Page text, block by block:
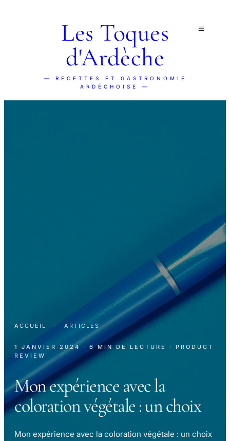
Les Toques
d'Ardèche
— RECETTES ET GASTRONOMIE
ARDÉCHOISE —
ACCUEIL · ARTICLES
1 JANVIER 2024 · 6 MIN DE LECTURE
· PRODUCT
REVIEW
Mon expérience avec la
coloration végétale : un choix
Mon expérience avec la coloration végétale : un choix